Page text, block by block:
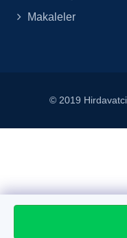
Makaleler
© 2019